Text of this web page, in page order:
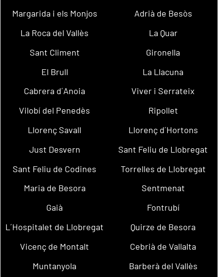
Margarida i els Monjos
Adrià de Besòs
La Roca del Vallès
La Quar
Sant Climent
Gironella
El Brull
La Llacuna
Cabrera d´Anoia
Viver i Serrateix
Vilobí del Penedès
Ripollet
Llorenç Savall
Llorenç d´Hortons
Just Desvern
Sant Feliu de Llobregat
Sant Feliu de Codines
Torrelles de Llobregat
Maria de Besora
Sentmenat
Gaià
Fontrubí
L´Hospitalet de Llobregat
Quirze de Besora
Vicenç de Montalt
Cebrià de Vallalta
Muntanyola
Barberà del Vallès